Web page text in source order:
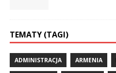
TEMATY (TAGI)
ADMINISTRACJA ARMENIA